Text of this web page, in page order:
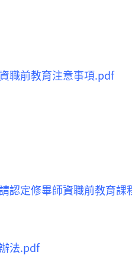
職前教育注意事項.pdf
認定修畢師資職前教育課
法.pdf